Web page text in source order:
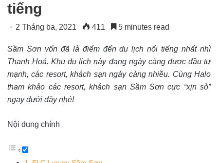
tiếng
2 Tháng ba, 2021 411 5 minutes read
Sầm Sơn vốn đã là điểm đến du lịch nổi tiếng nhất nhì
Thanh Hoá. Khu du lịch này đang ngày càng được đầu tư
mạnh, các resort, khách sạn ngày càng nhiều. Cùng Halo
tham khảo các resort, khách sạn Sầm Sơn cực “xịn sò”
ngay dưới đây nhé!
Nội dung chính